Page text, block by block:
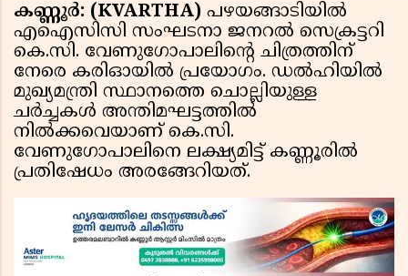
കണ്ണൂർ: (KVARTHA) പഴയങ്ങാടിയിൽ
എഐസിസി സംഘടനാ ജനറൽ സെക്രട്ടറി
കെ.സി. വേണുഗോപാലിൻ്റെ ചിത്രത്തിന്
നേരെ കരിഓയിൽ പ്രയോഗം. ഡൽഹിയിൽ
മുഖ്യമന്ത്രി സ്ഥാനത്തെ ചൊല്ലിയുള്ള
ചർച്ചകൾ അന്തിമഘട്ടത്തിൽ
നിൽക്കവെയാണ് കെ.സി.
വേണുഗോപാലിനെ ലക്ഷ്യമിട്ട് കണ്ണൂരിൽ
പ്രതിഷേധം അരങ്ങേറിയത്.